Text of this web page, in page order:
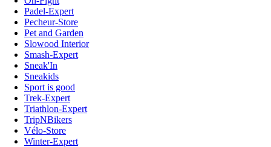
Padel-Expert
Pecheur-Store
Pet and Garden
Slowood Interior
Smash-Expert
Sneak'In
Sneakids
Sport is good
Trek-Expert
Triathlon-Expert
TripNBikers
Vélo-Store
Winter-Expert